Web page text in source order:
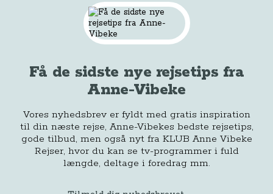
Få de sidste nye rejsetips fra
Anne-Vibeke
Vores nyhedsbrev er fyldt med gratis inspiration
til din næste rejse, Anne-Vibekes bedste rejsetips,
gode tilbud, men også nyt fra KLUB Anne Vibeke
Rejser, hvor du kan se tv-programmer i fuld
længde, deltage i foredrag mm.